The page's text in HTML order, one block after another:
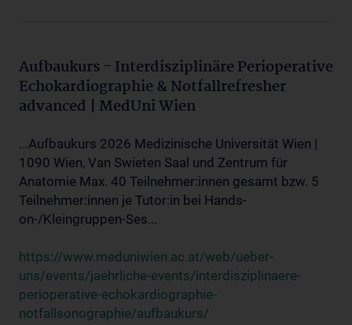
Aufbaukurs - Interdisziplinäre Perioperative
Echokardiographie & Notfallrefresher
advanced | MedUni Wien
...Aufbaukurs 2026 Medizinische Universität Wien |
1090 Wien, Van Swieten Saal und Zentrum für
Anatomie Max. 40 Teilnehmer:innen gesamt bzw. 5
Teilnehmer:innen je Tutor:in bei Hands-
on-/Kleingruppen-Ses...
https://www.meduniwien.ac.at/web/ueber-
uns/events/jaehrliche-events/interdisziplinaere-
perioperative-echokardiographie-
notfallsonographie/aufbaukurs/